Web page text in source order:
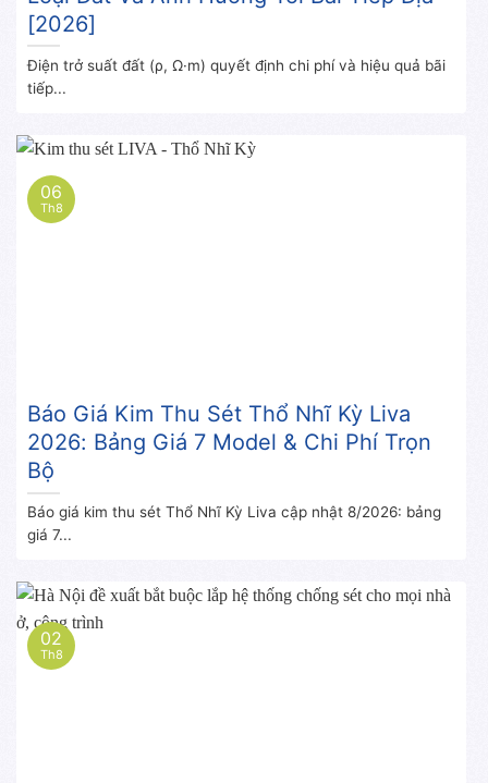
[2026]
Điện trở suất đất (ρ, Ω·m) quyết định chi phí và hiệu quả bãi
tiếp...
Báo Giá Kim Thu Sét Thổ Nhĩ Kỳ Liva
2026: Bảng Giá 7 Model & Chi Phí Trọn
Bộ
Báo giá kim thu sét Thổ Nhĩ Kỳ Liva cập nhật 8/2026: bảng
giá 7...
06
Th8
02
Th8